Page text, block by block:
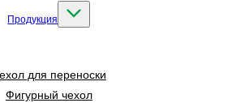
ESПродукция
для переноски
Фигурный чехол